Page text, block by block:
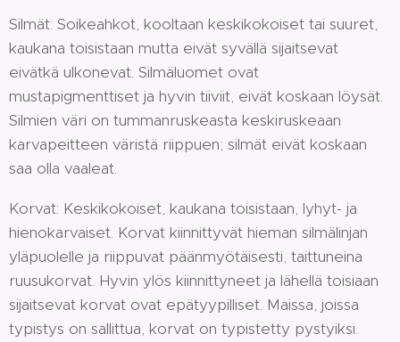
Silmät: Soikeahkot, kooltaan keskikokoiset tai suuret,
kaukana toisistaan mutta eivät syvällä sijaitsevat
eivätkä ulkonevat. Silmäluomet ovat
mustapigmenttiset ja hyvin tiiviit, eivät koskaan löysät.
Silmien väri on tummanruskeasta keskiruskeaan
karvapeitteen väristä riippuen; silmät eivät koskaan
saa olla vaaleat.
Korvat: Keskikokoiset, kaukana toisistaan, lyhyt- ja
hienokarvaiset. Korvat kiinnittyvät hieman silmälinjan
yläpuolelle ja riippuvat päänmyötäisesti, taittuneina
ruusukorvat. Hyvin ylös kiinnittyneet ja lähellä toisiaan
sijaitsevat korvat ovat epätyypilliset. Maissa, joissa
typistys on sallittua, korvat on typistetty pystyiksi.